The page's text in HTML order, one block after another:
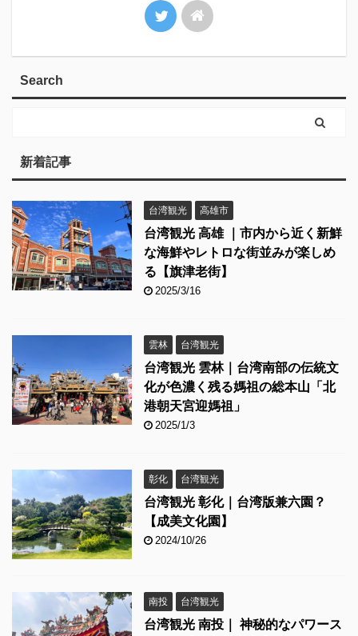
Search
新着記事
台湾観光 高雄市
台湾観光 高雄 ｜市内から近く新鮮
な海鮮やレトロな街並みが楽しめ
る【旗津老街】
2025/3/16
雲林 台湾観光
台湾観光 雲林｜台湾南部の伝統文
化が色濃く残る媽祖の総本山「北
港朝天宮迎媽祖」
2025/1/3
彰化 台湾観光
台湾観光 彰化｜台湾版兼六園？
【成美文化園】
2024/10/26
南投 台湾観光
台湾観光 南投｜ 神秘的なパワース